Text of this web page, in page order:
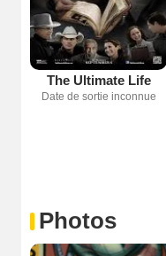
The Ultimate Life
Date de sortie inconnue
Photos